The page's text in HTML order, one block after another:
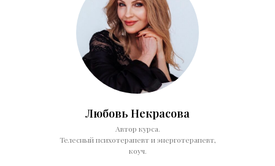
Любовь Некрасова
Автор курса.
Телесный психотерапевт и энерготерапевт,
коуч.